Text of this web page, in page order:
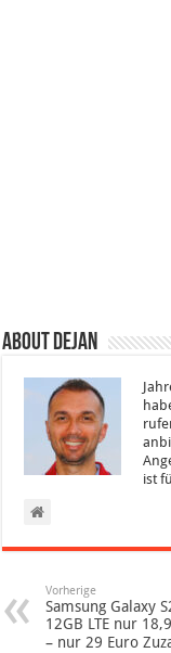
About Dejan
ist
Vorherige
Samsung Galaxy
12GB LTE nur
– nur 29 Euro